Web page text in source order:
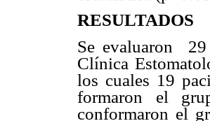
RESULTADOS
Se evaluaron
Clínica
los cuales 19
formaron el
conformaron el